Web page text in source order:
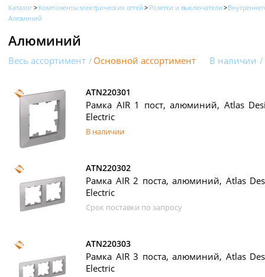
Каталог Компоненты электрических сетей Розетки и выключатели
Алюминий
Алюминий
Весь ассортимент Основной ассортимент В наличии
ATN220301
Рамка AIR 1 пост, алюминий, Atlas
Electric
В наличии
ATN220302
Рамка AIR 2 поста, алюминий, Atlas
Electric
Срок поставки по запросу
ATN220303
Рамка AIR 3 поста, алюминий, Atlas
Electric